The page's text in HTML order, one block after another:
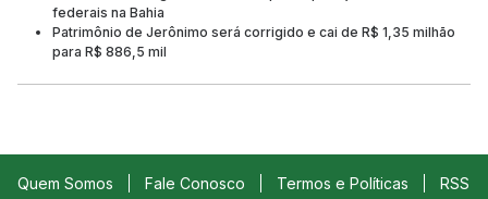
federais na Bahia
Patrimônio de Jerônimo será corrigido e cai de R$ 1,35 milhão
para R$ 886,5 mil
Quem Somos Fale Conosco Termos e Políticas RSS